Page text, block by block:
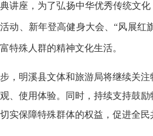
讲座，为了弘扬中华优秀传统文
动、 新年登高健身大会 、“风展红
特殊人群的精神文化生活。
， 明溪县文体和旅游局将继续关注
、使用体验。同时， 持续支持鼓励
实保障特殊群体的权益，促进全民